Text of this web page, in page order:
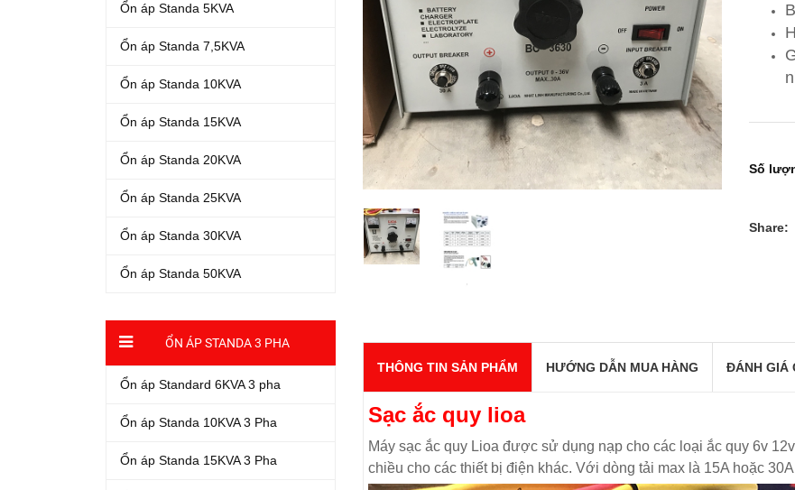
Ổn áp Standa 5KVA
Ổn áp Standa 7,5KVA
Ổn áp Standa 10KVA
Ổn áp Standa 15KVA
Ổn áp Standa 20KVA
Ổn áp Standa 25KVA
Ổn áp Standa 30KVA
Ổn áp Standa 50KVA
ỔN ÁP STANDA 3 PHA
Ổn áp Standard 6KVA 3 pha
Ổn áp Standa 10KVA 3 Pha
Ổn áp Standa 15KVA 3 Pha
Số
Share:
THÔNG TIN SẢN PHẨM HƯỚNG DẪN MUA HÀNG ĐÁNH GIÁ
Sạc ắc quy lioa
Máy sạc ắc quy Lioa được sử dụng nạp cho các loại ắc quy 6v
chiều cho các thiết bị điện khác. Với dòng tải max là 15A hoặc